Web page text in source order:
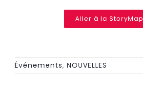
Aller à la StoryMap
Événements, NOUVELLES